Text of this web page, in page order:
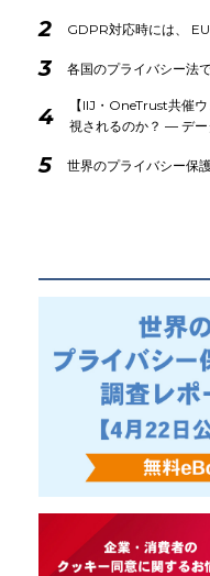
2 GDPR対応時には、
3 各国のプライバシー法
4
【IIJ・OneTrust共催
視されるのか？ ― デー
5 世界のプライバシー保